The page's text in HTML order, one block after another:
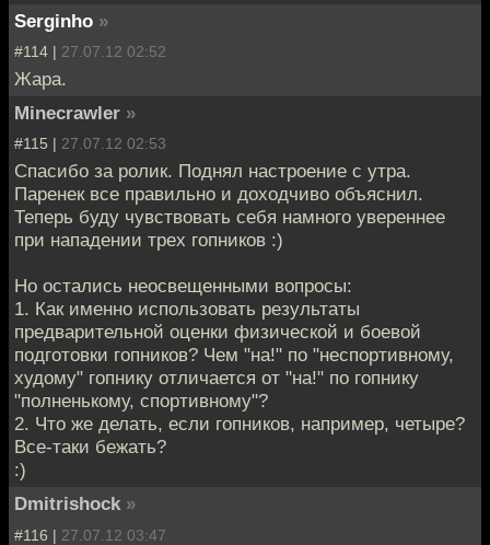
Serginho »
#114 | 27.07.12 02:52
Жара.
Minecrawler »
#115 | 27.07.12 02:53
Спасибо за ролик. Поднял настроение с утра.
Паренек все правильно и доходчиво объяснил.
Теперь буду чувствовать себя намного увереннее
при нападении трех гопников :)
Но остались неосвещенными вопросы:
1. Как именно использовать результаты
предварительной оценки физической и боевой
подготовки гопников? Чем "на!" по "неспортивному,
худому" гопнику отличается от "на!" по гопнику
"полненькому, спортивному"?
2. Что же делать, если гопников, например, четыре?
Все-таки бежать?
:)
Dmitrishock »
#116 | 27.07.12 03:47